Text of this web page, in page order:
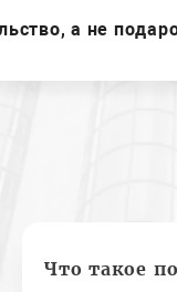
а не
Что такое